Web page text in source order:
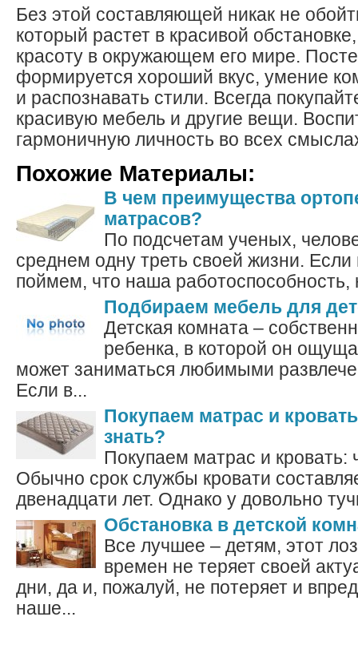
Без этой составляющей никак не
который растет в красивой
красоту в окружающем его мире.
формируется хороший вкус, умение
и распознавать стили. Всегда
красивую мебель и другие вещи.
гармоничную личность во всех
Похожие Материалы:
В чем преимущества
матрасов?
По подсчетам ученых,
среднем одну треть своей жизни.
поймем, что наша работоспособность,
Подбираем мебель для
Детская комната –
ребенка, в которой он
может заниматься любимыми
Если в...
Покупаем матрас и
знать?
Покупаем матрас и кровать:
Обычно срок службы кровати
двенадцати лет. Однако у довольно
Обстановка в детской
Все лучшее – детям, этот
времен не теряет своей
дни, да и, пожалуй, не потеряет и
наше...